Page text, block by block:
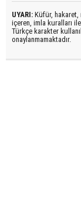
UYARI: Küfür, hakaret,
içeren, imla kuralları ile
Türkçe karakter
onaylanmamaktadır.